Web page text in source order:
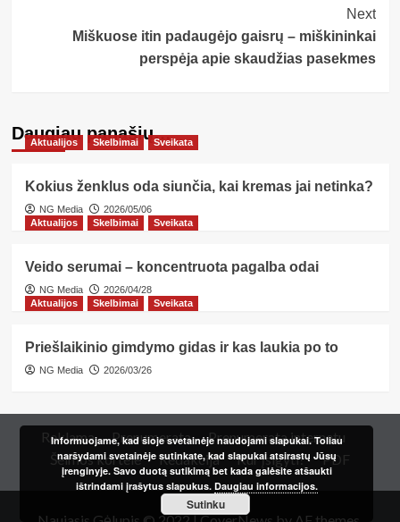
Next
Miškuose itin padaugėjo gaisrų – miškininkai
perspėja apie skaudžias pasekmes
Daugiau panašių…
Aktualijos Skelbimai Sveikata
Kokius ženklus oda siunčia, kai kremas jai netinka?
NG Media
2026/05/06
Aktualijos
Skelbimai Sveikata
Veido serumai – koncentruota pagalba odai
NG Media
2026/04/28
Aktualijos
Skelbimai Sveikata
Priešlaikinio gimdymo gidas ir kas laukia po to
NG Media 2026/03/26
Reklama Prenumerata
Prenumerata internetu
Šeimos kortelė
Redakcija Kur įsigyti? PDF
Informuojame, kad šioje svetainėje naudojami slapukai. Toliau
naršydami svetainėje sutinkate, kad slapukai atsirastų Jūsų
įrenginyje. Savo duotą sutikimą bet kada galėsite atšaukti
ištrindami įrašytus slapukus. Daugiau informacijos.
Sutinku